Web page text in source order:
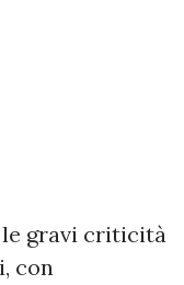
gravi criticità
con